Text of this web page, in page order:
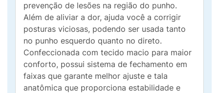
prevenção de lesões na região do punho.
Além de aliviar a dor, ajuda você a corrigir
posturas viciosas, podendo ser usada tanto
no punho esquerdo quanto no direto.
Confeccionada com tecido macio para maior
conforto, possui sistema de fechamento em
faixas que garante melhor ajuste e tala
anatômica que proporciona estabilidade e